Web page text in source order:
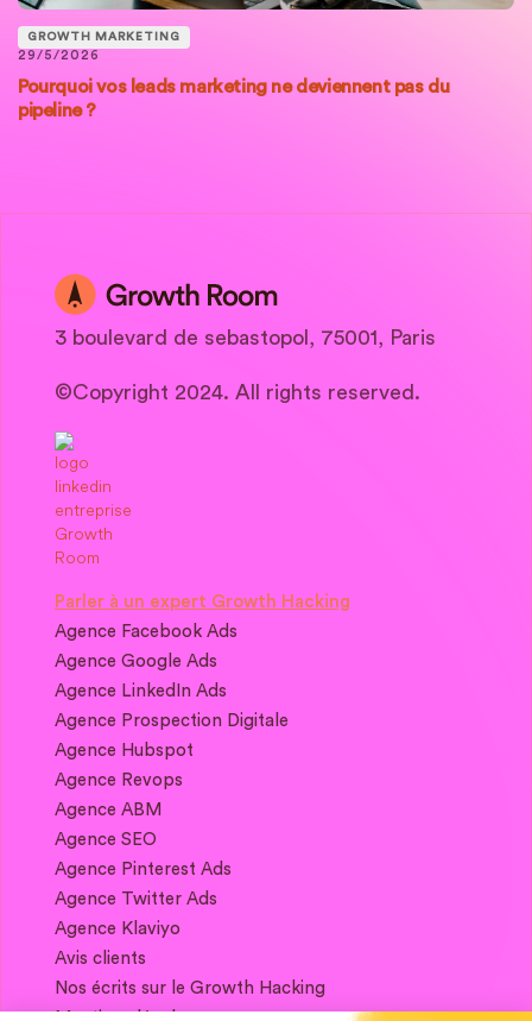
GROWTH MARKETING
29/5/2026
Pourquoi vos leads marketing ne deviennent pas du
pipeline ?
3 boulevard de sebastopol, 75001, Paris
©Copyright 2024. All rights reserved.
Parler à un expert Growth Hacking
Agence Facebook Ads
Agence Google Ads
Agence LinkedIn Ads
Agence Prospection Digitale
Agence Hubspot
Agence Revops
Agence ABM
Agence SEO
Agence Pinterest Ads
Agence Twitter Ads
Agence Klaviyo
Avis clients
Nos écrits sur le Growth Hacking